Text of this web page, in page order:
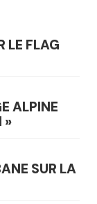
LE FLAG
ALPINE
»
SUR LA